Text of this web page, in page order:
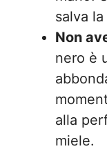
salva
Non
nero è
alla
miele.